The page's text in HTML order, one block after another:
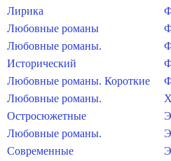
Лирика
Любовные романы
Любовные романы.
Исторический
Любовные романы. Короткие
Любовные романы.
Остросюжетные
Любовные романы.
Современные